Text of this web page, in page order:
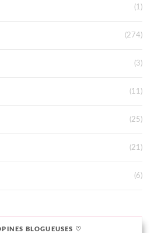
(1)
(274)
(3)
(11)
(25)
(21)
(6)
BLOGUEUSES ♡